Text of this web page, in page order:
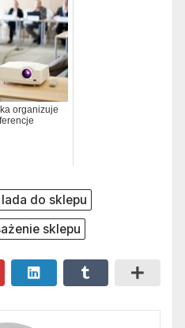
organizuje
lada do sklepu
sklepu